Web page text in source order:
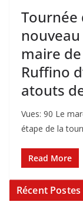
Tournée
maire
Ruffino
atouts
Vues: 90 Le
étape de la
Read More
Récent Postes